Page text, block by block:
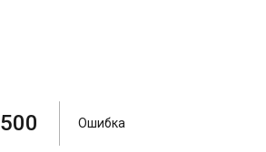
500 Ошибка